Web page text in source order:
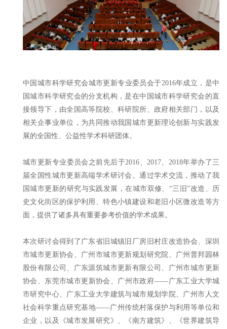
中国城市科学研究会城市更新专业委员会于2016年成立，是中
国城市科学研究会的分支机构，是在中国城市科学研究会的直
接领导下，由全国高等院校、科研院所、政府相关部门，以及
相关企事业单位，为共同推动我国城市更新理论创新与实践发
展的全国性、公益性学术科研团体。
城市更新专业委员会之前先后于2016、2017、2018年举办了三
届全国性城市更新高端学术研讨会。通过学术交流，推动了我
国城市更新的研究与实践发展，在城市双修、“三旧”改造、历
史文化街区的保护利用、特色小镇建设和老旧小区微改造等方
面，提供了诸多具有重要参考价值的学术成果。
本次研讨会得到了广东省旧城镇旧厂房旧村庄改造协会、深圳
市城市更新协会、广州市城市更新规划研究院、广州普邦园林
股份有限公司、广东源筑城市更新有限公司、广州市城市更新
协会、东莞市城市更新协会、广州市政府——广东工业大学城
市研究中心、广东工业大学建筑与城市规划学院、广州市人文
社会科学重点研究基地——广州传统村落保护与利用等单位和
企业，以及《城市发展研究》、《南方建筑》、《世界建筑导